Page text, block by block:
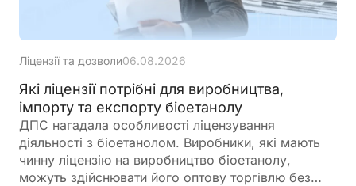
Ліцензії та дозволи06.08.2026
Які ліцензії потрібні для виробництва,
імпорту та експорту біоетанолу
ДПС нагадала особливості ліцензування
діяльності з біоетанолом. Виробники, які мають
чинну ліцензію на виробництво біоетанолу,
можуть здійснювати його оптову торгівлю без